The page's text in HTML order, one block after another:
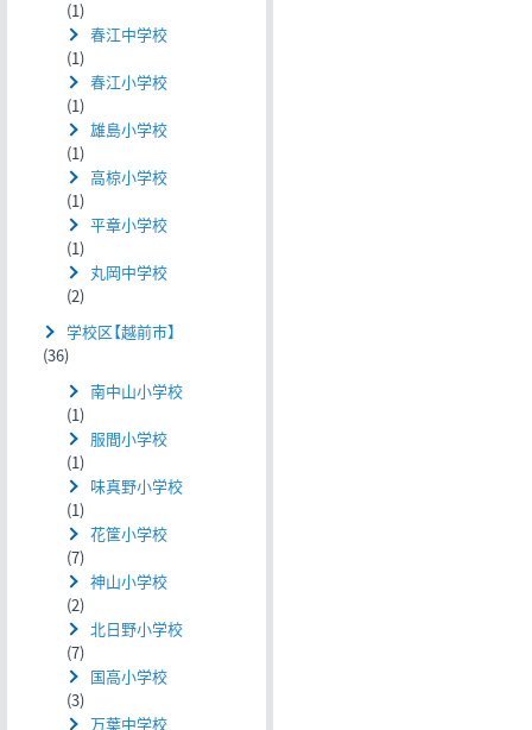
(1)
春江中学校
(1)
春江小学校
(1)
雄島小学校
(1)
高椋小学校
(1)
平章小学校
(1)
丸岡中学校
(2)
学校区【越前市】
(36)
南中山小学校
(1)
服間小学校
(1)
味真野小学校
(1)
花筐小学校
(7)
神山小学校
(2)
北日野小学校
(7)
国高小学校
(3)
万葉中学校